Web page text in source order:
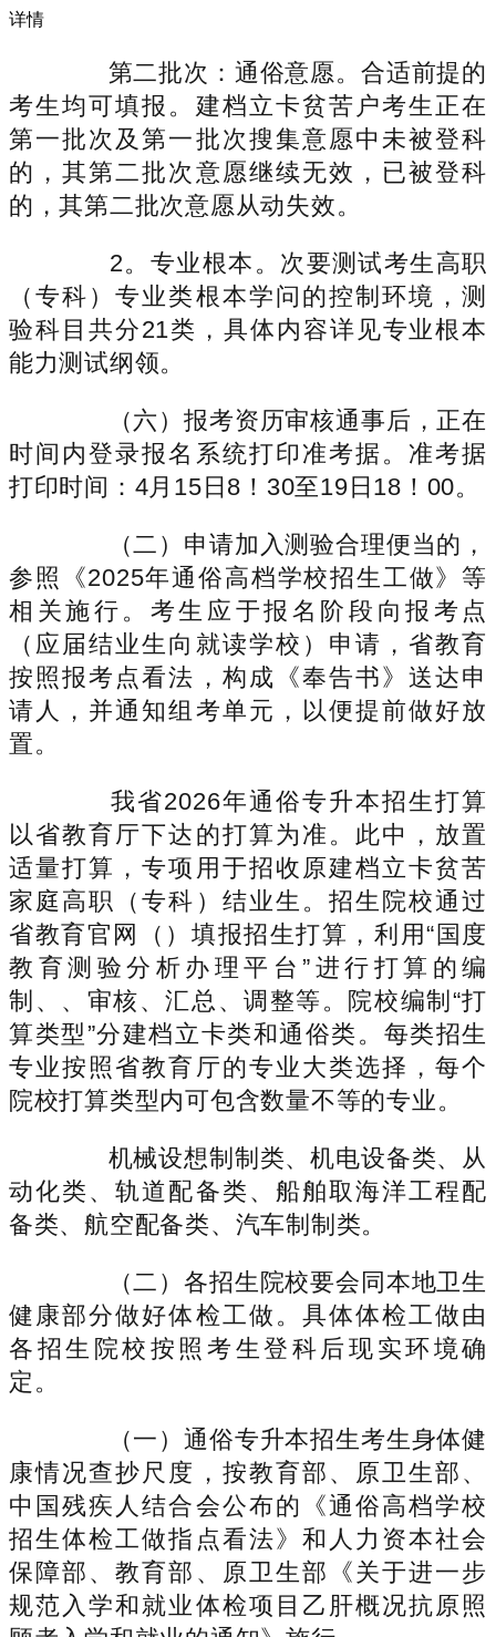
详情
第二批次：通俗意愿。合适前提的
考生均可填报。建档立卡贫苦户考生正在
第一批次及第一批次搜集意愿中未被登科
的，其第二批次意愿继续无效，已被登科
的，其第二批次意愿从动失效。
2。专业根本。次要测试考生高职
（专科）专业类根本学问的控制环境，测
验科目共分21类，具体内容详见专业根本
能力测试纲领。
（六）报考资历审核通事后，正在
时间内登录报名系统打印准考据。准考据
打印时间：4月15日8！30至19日18！00。
（二）申请加入测验合理便当的，
参照《2025年通俗高档学校招生工做》等
相关施行。考生应于报名阶段向报考点
（应届结业生向就读学校）申请，省教育
按照报考点看法，构成《奉告书》送达申
请人，并通知组考单元，以便提前做好放
置。
我省2026年通俗专升本招生打算
以省教育厅下达的打算为准。此中，放置
适量打算，专项用于招收原建档立卡贫苦
家庭高职（专科）结业生。招生院校通过
省教育官网（）填报招生打算，利用“国度
教育测验分析办理平台”进行打算的编
制、、审核、汇总、调整等。院校编制“打
算类型”分建档立卡类和通俗类。每类招生
专业按照省教育厅的专业大类选择，每个
院校打算类型内可包含数量不等的专业。
机械设想制制类、机电设备类、从
动化类、轨道配备类、船舶取海洋工程配
备类、航空配备类、汽车制制类。
（二）各招生院校要会同本地卫生
健康部分做好体检工做。具体体检工做由
各招生院校按照考生登科后现实环境确
定。
（一）通俗专升本招生考生身体健
康情况查抄尺度，按教育部、原卫生部、
中国残疾人结合会公布的《通俗高档学校
招生体检工做指点看法》和人力资本社会
保障部、教育部、原卫生部《关于进一步
规范入学和就业体检项目乙肝概况抗原照